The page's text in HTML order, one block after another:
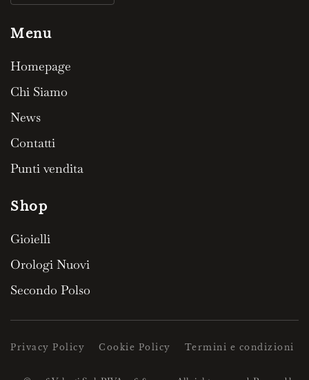
Menu
Homepage
Chi Siamo
News
Contatti
Punti vendita
Shop
Gioielli
Orologi Nuovi
Secondo Polso
Privacy Policy Cookie Policy Termini e condizioni